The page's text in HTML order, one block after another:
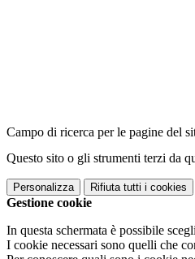
Campo di ricerca per le pagine del
Questo sito o gli strumenti terzi da
Personalizza Rifiuta tutti i cookies
Gestione cookie
In questa schermata è possibile
I cookie necessari sono quelli che